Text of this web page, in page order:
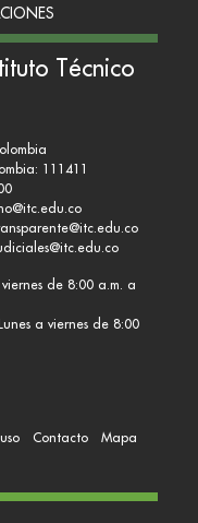
Técnico
111411
de 8:00 a.m. a
a viernes de 8:00
Contacto
Mapa